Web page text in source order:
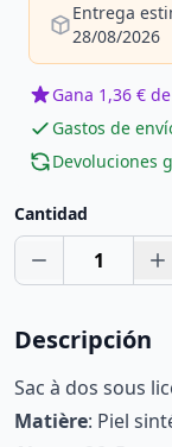
Entrega
28/08/2026
Gana 1,36 €
Gastos de
Devoluciones
Cantidad
1
Descripción
Sac à dos sous
Matière: Piel